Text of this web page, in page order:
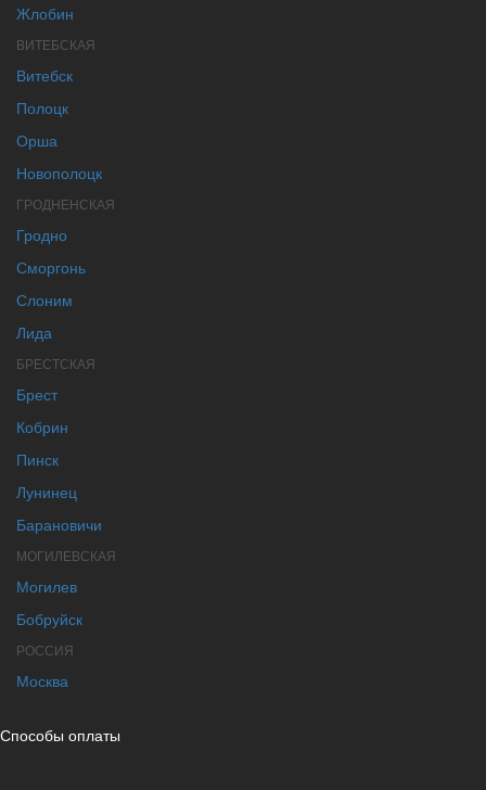
Жлобин
ВИТЕБСКАЯ
Витебск
Полоцк
Орша
Новополоцк
ГРОДНЕНСКАЯ
Гродно
Сморгонь
Слоним
Лида
БРЕСТСКАЯ
Брест
Кобрин
Пинск
Лунинец
Барановичи
МОГИЛЕВСКАЯ
Могилев
Бобруйск
РОССИЯ
Москва
Способы оплаты